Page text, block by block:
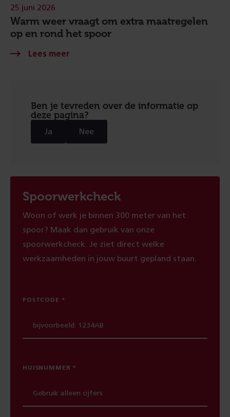
Warm weer vraagt om extra maatregelen
op en rond het spoor
25 juni 2026
Ben je tevreden over de informatie op
deze pagina?
Ja Nee
Spoorwerkcheck
Woon of werk je binnen 300 meter van het
spoor? Maak dan gebruik van onze
spoorwerkcheck. Je ziet direct welke
werkzaamheden in jouw buurt gepland staan.
POSTCODE
HUISNUMMER